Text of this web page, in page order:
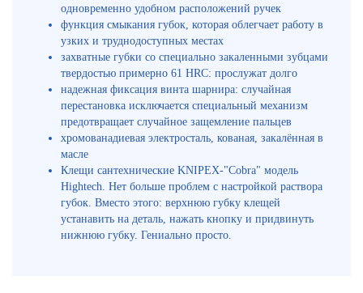
одновременно удобном расположений ручек
функция смыкания губок, которая облегчает работу в
узких и труднодоступных местах
захватные губки со специально закаленными зубцами
твердостью примерно 61 HRC: прослужат долго
надежная фиксация винта шарнира: случайная
перестановка исключается специальный механизм
предотвращает случайное защемление пальцев
хромованадиевая электросталь, кованая, закалённая в
масле
Клещи сантехнические KNIPEX-"Cobra" модель
Hightech. Нет больше проблем с настройкой раствора
губок. Вместо этого: верхнюю губку клещей
устанавить на деталь, нажать кнопку и придвинуть
нижнюю губку. Гениально просто.